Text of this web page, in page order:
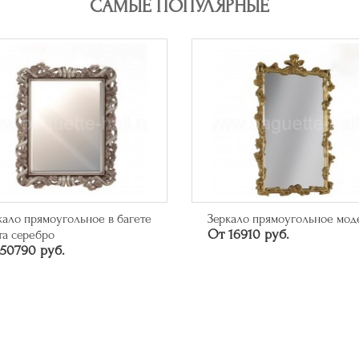
САМЫЕ ПОПУЛЯРНЫЕ
прямоугольное модерн
руб.
Багет арт. 315.84.043
46626 руб.